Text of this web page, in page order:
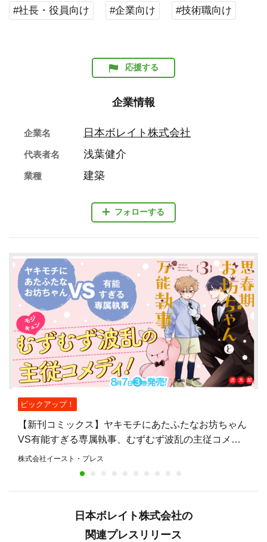
#社長・役員向け #企業向け #技術職向け
応援する
企業情報
フォローする
企業名 日本ボレイト株式会社
代表者名 浅葉健介
業種 建築
ピックアップ！
【新刊コミックス】ヤキモチにあたふたなお坊ちゃん
VS有能すぎる専属執事、むずむず波乱の主従コメデ
ィ『思春期お坊ちゃんと万能執事』第3巻、8月7日発
株式会社イースト・プレス
日本ボレイト株式会社の
関連プレスリリース